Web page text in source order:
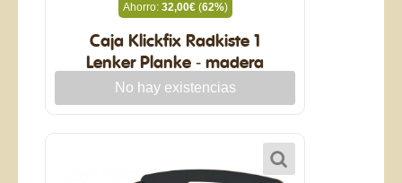
Ahorro: 32,00€(62%)
Caja Klickfix Radkiste 1
Lenker Planke - madera
antigua